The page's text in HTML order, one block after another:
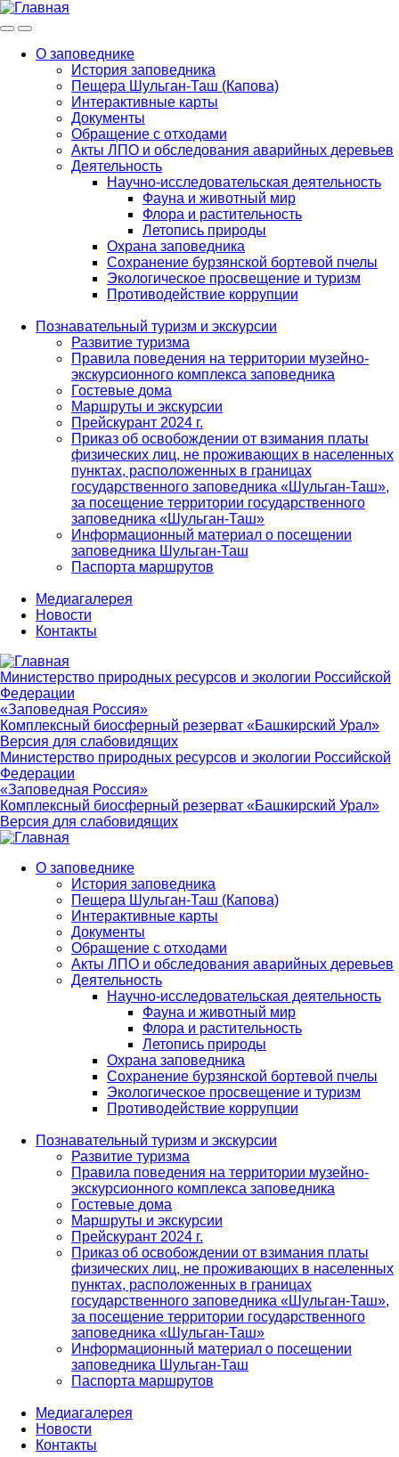
МенюИнфо
navigation
О заповеднике
История заповедника
Пещера Шульган-Таш (Капова)
Интерактивные карты
Документы
Обращение с отходами
Акты ЛПО и обследования аварийных деревьев
Деятельность
Научно-исследовательская деятельность
Фауна и животный мир
Флора и растительность
Летопись природы
Охрана заповедника
Сохранение бурзянской бортевой пчелы
Экологическое просвещение и туризм
Противодействие коррупции
Познавательный туризм и экскурсии
Развитие туризма
Правила поведения на территории музейно-
экскурсионного комплекса заповедника
Гостевые дома
Маршруты и экскурсии
Прейскурант 2024 г.
Приказ об освобождении от взимания платы
физических лиц, не проживающих в населенных
пунктах, расположенных в границах
государственного заповедника «Шульган-Таш»,
за посещение территории государственного
заповедника «Шульган-Таш»
Информационный материал о посещении
заповедника Шульган-Таш
Паспорта маршрутов
Медиагалерея
Новости
Контакты
Министерство природных ресурсов и экологии Российской
Федерации
«Заповедная Россия»
Комплексный биосферный резерват «Башкирский Урал»
Версия для слабовидящих
Министерство природных ресурсов и экологии Российской
Федерации
«Заповедная Россия»
Комплексный биосферный резерват «Башкирский Урал»
Версия для слабовидящих
navigation
О заповеднике
История заповедника
Пещера Шульган-Таш (Капова)
Интерактивные карты
Документы
Обращение с отходами
Акты ЛПО и обследования аварийных деревьев
Деятельность
Научно-исследовательская деятельность
Фауна и животный мир
Флора и растительность
Летопись природы
Охрана заповедника
Сохранение бурзянской бортевой пчелы
Экологическое просвещение и туризм
Противодействие коррупции
Познавательный туризм и экскурсии
Развитие туризма
Правила поведения на территории музейно-
экскурсионного комплекса заповедника
Гостевые дома
Маршруты и экскурсии
Прейскурант 2024 г.
Приказ об освобождении от взимания платы
физических лиц, не проживающих в населенных
пунктах, расположенных в границах
государственного заповедника «Шульган-Таш»,
за посещение территории государственного
заповедника «Шульган-Таш»
Информационный материал о посещении
заповедника Шульган-Таш
Паспорта маршрутов
Медиагалерея
Новости
Контакты